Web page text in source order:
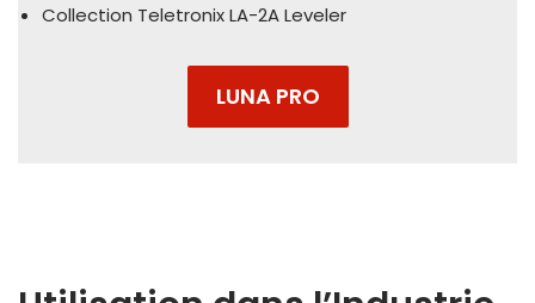
Collection Teletronix LA-2A Leveler
LUNA PRO